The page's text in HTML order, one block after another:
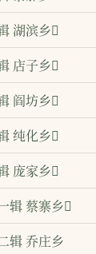
湖滨乡
店子乡
阎坊乡
纯化乡
庞家乡
辑 蔡寨乡
辑 乔庄乡